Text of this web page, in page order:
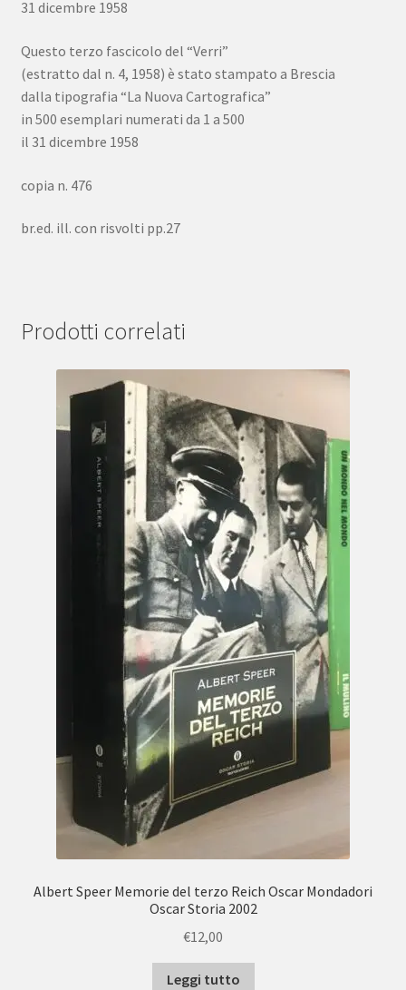
31 dicembre 1958
Questo terzo fascicolo del “Verri”
(estratto dal n. 4, 1958) è stato stampato a Brescia
dalla tipografia “La Nuova Cartografica”
in 500 esemplari numerati da 1 a 500
il 31 dicembre 1958
copia n. 476
br.ed. ill. con risvolti pp.27
Prodotti correlati
Albert Speer Memorie del terzo Reich Oscar Mondadori
Oscar Storia 2002
€12,00
Leggi tutto